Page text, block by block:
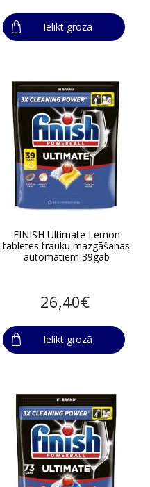
Ielikt grozā
FINISH Ultimate Lemon
tabletes trauku mazgāšanas
automātiem 39gab
26,40€
Ielikt grozā